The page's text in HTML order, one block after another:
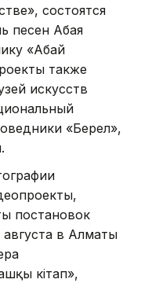
состоятся
песен Абая
«Абай
также
искусств
«Берел»,
постановок
в Алматы
кітап»,